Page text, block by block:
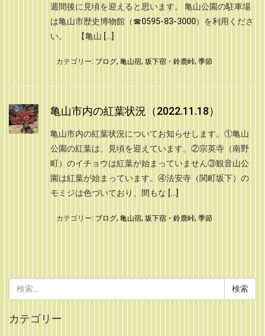
週間後に見頃を迎えると思います。 亀山公園の駐車場
は亀山市歴史博物館（☎0595-83-3000）を利用くださ
い。 【亀山 […]
カテゴリー: ブログ, 亀山宿, 坂下宿・鈴鹿峠, 季節
亀山市内の紅葉状況（2022.11.18）
亀山市内の紅葉状況についてお知らせします。①亀山
公園の紅葉は、見頃を迎えています。②宗英寺（南野
町）のイチョウは紅葉が始まっていません③観音山公
園は紅葉が始まっています。④法安寺（関町坂下）の
モミジは色づいており、間もな […]
カテゴリー: ブログ, 亀山宿, 坂下宿・鈴鹿峠, 季節
索:
カテゴリー